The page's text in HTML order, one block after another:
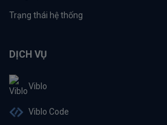
Trạng thái hệ thống
DỊCH VỤ
Viblo
Viblo Code